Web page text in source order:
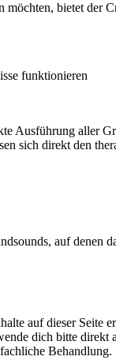
bietet der
funktionieren
Ausführung aller
sich direkt den
auf
auf dieser Seite
dich bitte
Behandlung.